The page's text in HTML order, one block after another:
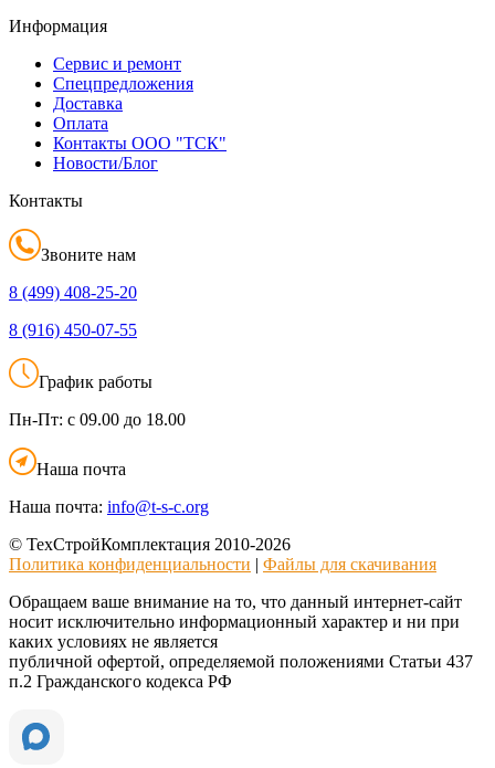
Информация
Сервис и ремонт
Спецпредложения
Доставка
Оплата
Контакты ООО "ТСК"
Новости/Блог
Контакты
Звоните нам
8 (499) 408-25-20
8 (916) 450-07-55
График работы
Пн-Пт: с 09.00 до 18.00
Наша почта
Наша почта: info@t-s-c.org
© ТехСтройКомплектация 2010-2026
Политика конфиденциальности | Файлы для скачивания
Обращаем ваше внимание на то, что данный интернет-сайт
носит исключительно информационный характер и ни при
каких условиях не является
публичной офертой, определяемой положениями Статьи 437
п.2 Гражданского кодекса РФ